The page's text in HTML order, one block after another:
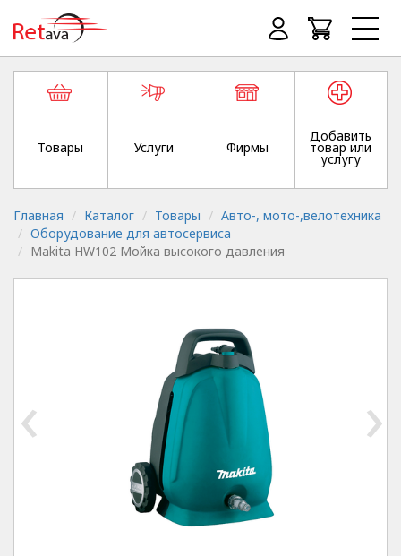
Товары Услуги Фирмы
Добавить
товар или
услугу
Главная Каталог Товары
Авто-, мото-,велотехника
Оборудование для автосервиса
Makita HW102 Мойка высокого давления
‹ ›